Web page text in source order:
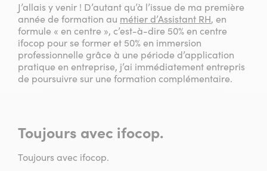
J’allais y venir ! D’autant qu’à l’issue de ma première
année de formation au métier d’Assistant RH, en
formule « en centre », c’est-à-dire 50% en centre
ifocop pour se former et 50% en immersion
professionnelle grâce à une période d’application
pratique en entreprise, j’ai immédiatement entrepris
de poursuivre sur une formation complémentaire.
Toujours avec ifocop.
Toujours avec ifocop.